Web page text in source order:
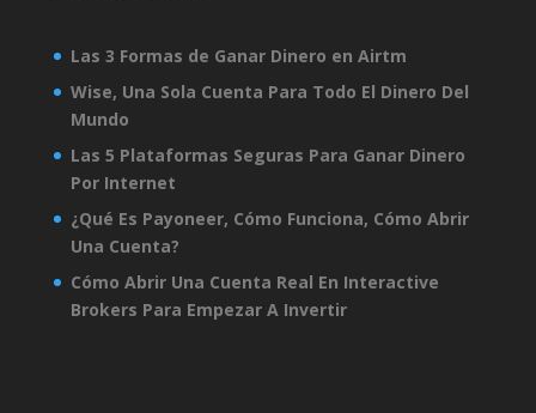
Las 3 Formas de Ganar Dinero en Airtm
Wise, Una Sola Cuenta Para Todo El Dinero Del
Mundo
Las 5 Plataformas Seguras Para Ganar Dinero
Por Internet
¿Qué Es Payoneer, Cómo Funciona, Cómo Abrir
Una Cuenta?
Cómo Abrir Una Cuenta Real En Interactive
Brokers Para Empezar A Invertir